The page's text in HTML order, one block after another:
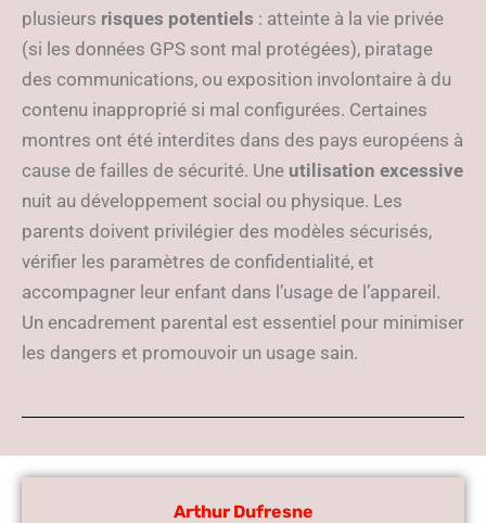
plusieurs risques potentiels : atteinte à la vie privée
(si les données GPS sont mal protégées), piratage
des communications, ou exposition involontaire à du
contenu inapproprié si mal configurées. Certaines
montres ont été interdites dans des pays européens à
cause de failles de sécurité. Une utilisation excessive
nuit au développement social ou physique. Les
parents doivent privilégier des modèles sécurisés,
vérifier les paramètres de confidentialité, et
accompagner leur enfant dans l’usage de l’appareil.
Un encadrement parental est essentiel pour minimiser
les dangers et promouvoir un usage sain.
Arthur Dufresne